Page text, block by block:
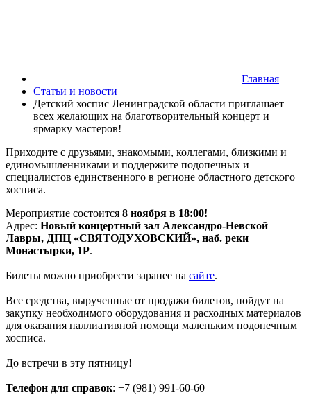
Главная
Статьи и новости
Детский хоспис Ленинградской области приглашает
всех желающих на благотворительный концерт и
ярмарку мастеров!
Приходите с друзьями, знакомыми, коллегами, близкими и
единомышленниками и поддержите подопечных и
специалистов единственного в регионе областного детского
хосписа.
Мероприятие состоится 8 ноября в 18:00!
Адрес: Новый концертный зал Александро-Невской
Лавры, ДПЦ «СВЯТОДУХОВСКИЙ», наб. реки
Монастырки, 1Р.
Билеты можно приобрести заранее на сайте.
Все средства, вырученные от продажи билетов, пойдут на
закупку необходимого оборудования и расходных материалов
для оказания паллиативной помощи маленьким подопечным
хосписа.
До встречи в эту пятницу!
Телефон для справок: +7 (981) 991-60-60